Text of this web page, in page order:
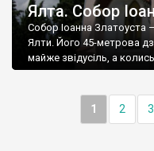
Ялта. Собор
Собор Іоанна Златоуста
Ялти. Його 45-метрова
майже звідусіль, а
1 2 3